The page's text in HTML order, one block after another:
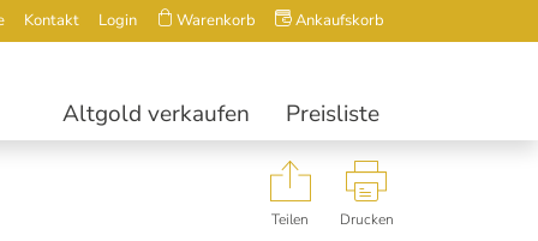
Kontakt Login Warenkorb Ankaufskorb
Altgold verkaufen Preisliste
Teilen Drucken